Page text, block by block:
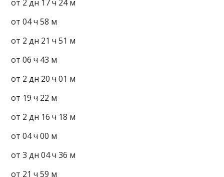
от 2 дн 17 ч 24 м
от 04 ч 58 м
от 2 дн 21 ч 51 м
от 06 ч 43 м
от 2 дн 20 ч 01 м
от 19 ч 22 м
от 2 дн 16 ч 18 м
от 04 ч 00 м
от 3 дн 04 ч 36 м
от 21 ч 59 м